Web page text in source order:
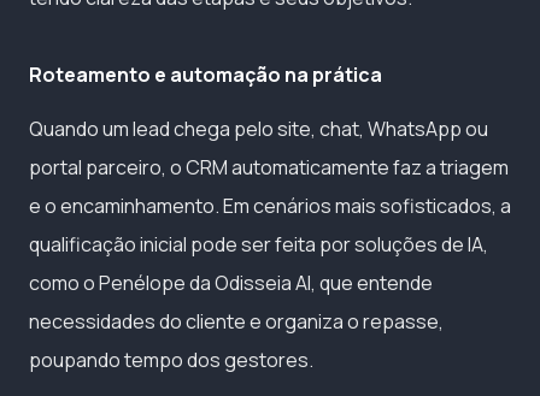
Roteamento e automação na prática
Quando um lead chega pelo site, chat, WhatsApp ou
portal parceiro, o CRM automaticamente faz a triagem
e o encaminhamento. Em cenários mais sofisticados, a
qualificação inicial pode ser feita por soluções de IA,
como o Penélope da Odisseia AI, que entende
necessidades do cliente e organiza o repasse,
poupando tempo dos gestores.